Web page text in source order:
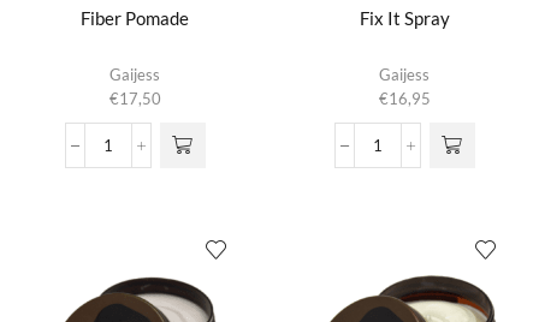
Fiber Pomade
Gaijess
€17,50
Fiber
Fix It Spray
Gaijess
€16,95
Fix